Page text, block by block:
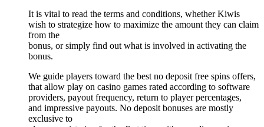
It is vital to read the terms and conditions, whether Kiwis
wish to strategize how to maximize the amount they can claim
from the
bonus, or simply find out what is involved in activating the
bonus.
We guide players toward the best no deposit free spins offers,
that allow play on casino games rated according to software
providers, payout frequency, return to player percentages,
and impressive payouts. No deposit bonuses are mostly
exclusive to